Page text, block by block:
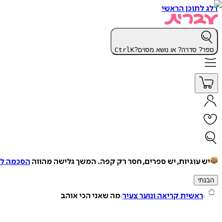
דלג לתוכן הראשי
ספר? סדרה? או נושא מסוים? CtrlK
יש עוגיות, יש ספרים, חסר רק קפה. המשך גלישה מהווה הסכמה
הבנתי
ראשית קריאה ונוער צעיר מה שאני הכי אוהב